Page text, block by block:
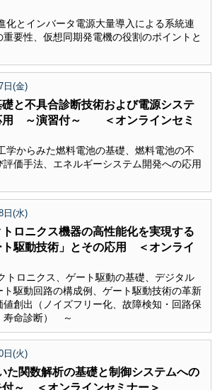
化とインバータ電源大量導入による系統連
重要性、仮想同期発電機の役割のポイントと
日(金)
と不具合診断技術および電源システ
用 ～演習付～ ＜オンラインセミ
学からみた燃料電池の基礎、燃料電池の不
価手法、エネルギーシステム開発への応用
日(水)
ロニクス機器の高性能化を実現する
ト駆動技術」とその応用 ＜オンライ
トロニクス、ゲート駆動の基礎、デジタル
ト駆動回路の構成例、ゲート駆動技術の革新
値創出（ノイズフリー化、故障検知・回路保
寿命診断） ～
日(火)
た関数解析の基礎と制御システムへの
～ ＜オンラインセミナー＞